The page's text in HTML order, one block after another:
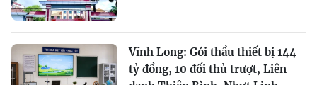
Vĩnh Long: Gói thầu thiết bị 144
tỷ đồng, 10 đối thủ trượt, Liên